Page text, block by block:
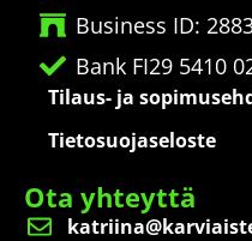
Business ID:
Bank FI29 5410
Tilaus- ja
Tietosuojaseloste
Ota yhteyttä